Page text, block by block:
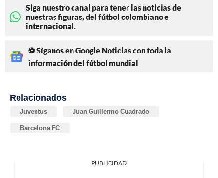
Siga nuestro canal para tener las noticias de
nuestras figuras, del fútbol colombiano e
internacional.
⚽ Síganos en Google Noticias con toda la
información del fútbol mundial
Relacionados
Juventus Juan Guillermo Cuadrado
Barcelona FC
PUBLICIDAD